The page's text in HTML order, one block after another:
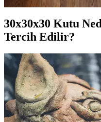
30x30x30 Kutu
Tercih Edilir?